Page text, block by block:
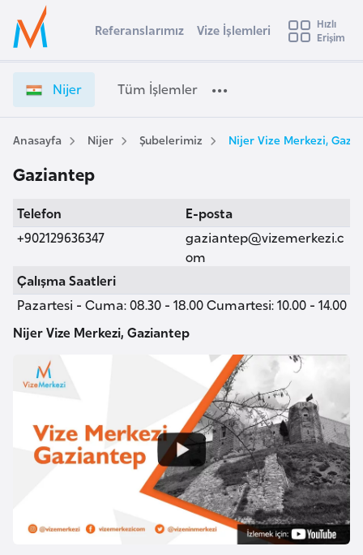
Ülke Seçimi
Başvuru yapmak istediğiniz ülkeyi seçin
Üye
Girişi
i
r
V
z
ş
m
e
e
t
Referanslarımız Vize İşlemleri
Hızlı
Erişim
Nijer Tüm İşlemler
Anasayfa Nijer Şubelerimiz Nijer Vize Merkezi,
Gaziantep
Telefon
+902129636347
E-posta
gaziantep@vizemerkezi.c
om
Çalışma Saatleri
Pazartesi - Cuma: 08.30 - 18.00 Cumartesi: 10.00 - 14.00
Nijer Vize Merkezi, Gaziantep
s
t
r
a
v
u
t
u
r
a